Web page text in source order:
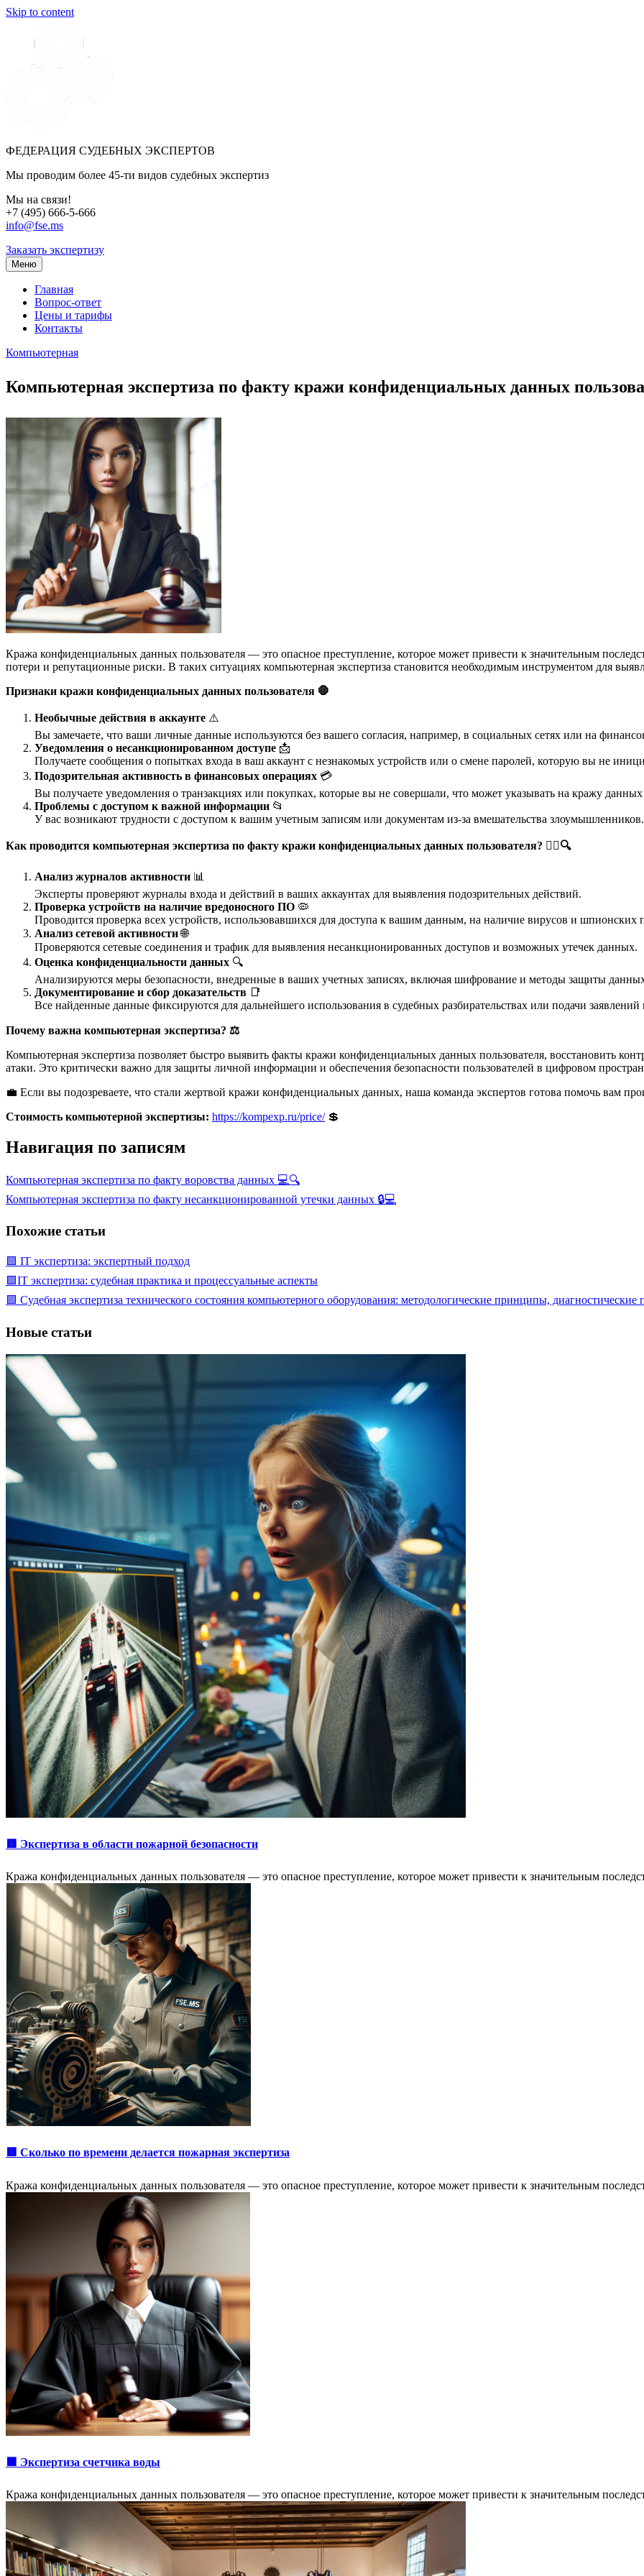
Skip to content
ФЕДЕРАЦИЯ СУДЕБНЫХ ЭКСПЕРТОВ
Мы проводим более 45-ти видов судебных экспертиз
Мы на связи!
+7 (495) 666-5-666
info@fse.ms
Заказать экспертизу
Меню
Главная
Вопрос-ответ
Цены и тарифы
Контакты
Компьютерная
Компьютерная экспертиза по факту кражи конфиденциальных данных
Кража конфиденциальных данных пользователя — это опасное преступление, которое может привести к значительным
потери и репутационные риски. В таких ситуациях компьютерная экспертиза становится необходимым инструментом для
Признаки кражи конфиденциальных данных пользователя 🛑
Необычные действия в аккаунте ⚠️
Вы замечаете, что ваши личные данные используются без вашего согласия, например, в социальных сетях или на
Уведомления о несанкционированном доступе 📩
Получаете сообщения о попытках входа в ваш аккаунт с незнакомых устройств или о смене паролей, которую вы не
Подозрительная активность в финансовых операциях 💳
Вы получаете уведомления о транзакциях или покупках, которые вы не совершали, что может указывать на кражу
Проблемы с доступом к важной информации 📂
У вас возникают трудности с доступом к вашим учетным записям или документам из-за вмешательства злоумышленников.
Как проводится компьютерная экспертиза по факту кражи конфиденциальных данных пользователя? 🕵🔍
Анализ журналов активности 📊
Эксперты проверяют журналы входа и действий в ваших аккаунтах для выявления подозрительных действий.
Проверка устройств на наличие вредоносного ПО 🦠
Проводится проверка всех устройств, использовавшихся для доступа к вашим данным, на наличие вирусов и шпионских
Анализ сетевой активности🌐
Проверяются сетевые соединения и трафик для выявления несанкционированных доступов и возможных утечек данных.
Оценка конфиденциальности данных 🔍
Анализируются меры безопасности, внедренные в ваших учетных записях, включая шифрование и методы защиты
Документирование и сбор доказательств 📑
Все найденные данные фиксируются для дальнейшего использования в судебных разбирательствах или подачи
Почему важна компьютерная экспертиза? ⚖️
Компьютерная экспертиза позволяет быстро выявить факты кражи конфиденциальных данных пользователя, восстановить
атаки. Это критически важно для защиты личной информации и обеспечения безопасности пользователей в цифровом
💼 Если вы подозреваете, что стали жертвой кражи конфиденциальных данных, наша команда экспертов готова помочь вам
Стоимость компьютерной экспертизы: https://kompexp.ru/price/💲
Навигация по записям
Компьютерная экспертиза по факту воровства данных 💻🔍
Компьютерная экспертиза по факту несанкционированной утечки данных 🔒💻
Похожие статьи
🟩 IT экспертиза: экспертный подход
🟩IT экспертиза: судебная практика и процессуальные аспекты
🟩 Судебная экспертиза технического состояния компьютерного оборудования: методологические принципы, диагностические
Новые статьи
🟥 Экспертиза в области пожарной безопасности
Кража конфиденциальных данных пользователя — это опасное преступление, которое может привести к значительным
🟥 Сколько по времени делается пожарная экспертиза
Кража конфиденциальных данных пользователя — это опасное преступление, которое может привести к значительным
🟩 Экспертиза счетчика воды
Кража конфиденциальных данных пользователя — это опасное преступление, которое может привести к значительным